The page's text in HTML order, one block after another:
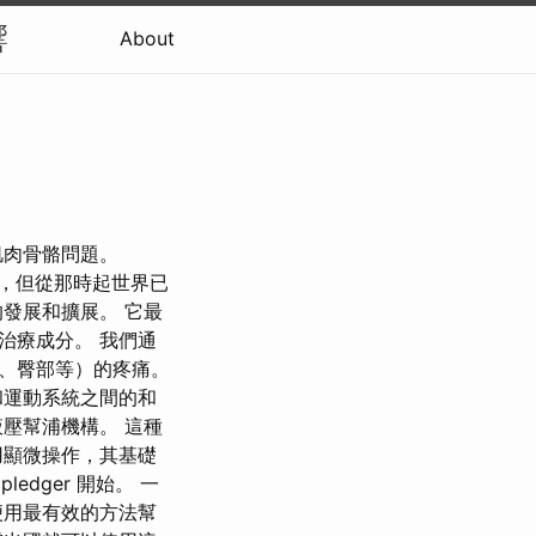
About
骨骼問題。
但從那時起世界已
展和擴展。 它最
療成分。 我們通
部等）的疼痛。
動系統之間的和
幫浦機構。 這種
微操作，其基礎
開始。 一
最有效的方法幫